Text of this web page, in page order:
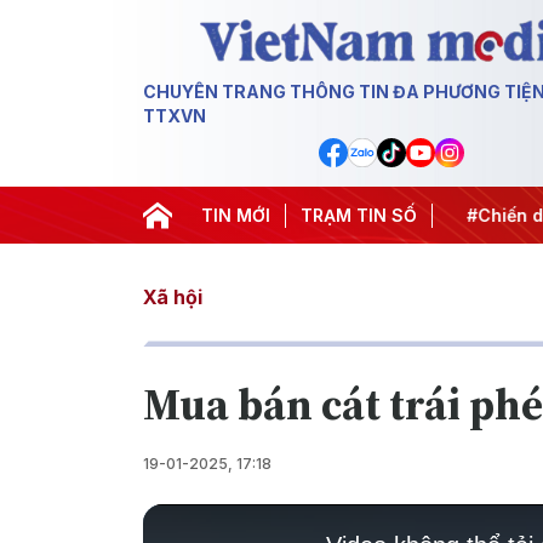
CHUYÊN TRANG THÔNG TIN ĐA PHƯƠNG
TTXVN
TIN MỚI TRẠM TIN SỐ
#Đưa Nghị quyết thành hành động #Chiến
Xã hội
Mua bán cát trái
19-01-2025, 17:18
This